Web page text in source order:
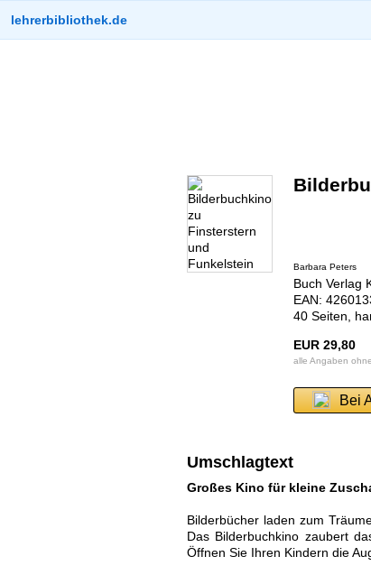
lehrerbibliothek.de
Barbara Peters
Buch Verlag
EAN:
40 Seiten,
EUR 29,80
alle Angaben
Bei
Umschlagtext
Großes Kino für kleine
Bilderbücher laden zum
Das Bilderbuchkino zaubert
Öffnen Sie Ihren Kindern die